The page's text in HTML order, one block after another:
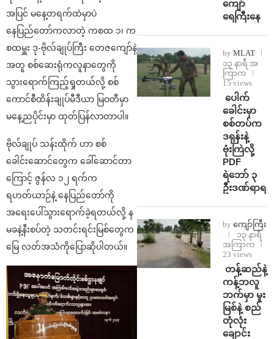
အပြင် မနေ့တရက်ထဲမှာပဲ
နေပြည်တော်ကလာတဲ့ ကစထ ၁၊ က
စထမှူး ဒု-ဗိုလ်ချုပ်ကြီး တေဇကျော်နဲ့
အတူ စစ်ဆေးရုံကလူနာတွေကို
သွားရောက်ကြည့်ရှုတယ်လို့ စစ်
ကောင်စီထိန်းချုပ်မီဒီယာ မြဝတီမှာ
မနေ့ညပိုင်းမှာ ထုတ်ပြန်လာတာပါ။
ဗိုလ်ချုပ် သန်းထိုက် ဟာ စစ်
ခေါင်းဆောင်တွေက ခေါ်ဆောင်တာ
ကြောင့် ဇွန်လ ၁၂ ရက်က
ရဟတ်ယာဉ်နဲ့ နေပြည်တော်ကို
အရေးပေါ်သွားရောက်ခဲ့ရတယ်လို့ န
မခနဲ့နီးစပ်တဲ့ သတင်းရင်းမြစ်တွေက
မြေ လတ်အသံကိုပြောဆိုပါတယ်။
ကျော်
ရေကြီးနေ
by MLAT
၁၃ နာရီ အ
ကြာက
15 views
⁩ ⁨ပေါက်
ခေါင်းမှာ
စစ်တပ်က
ဒရုန်းနဲ့
ဗုံးကြဲလို့
PDF
ရဲဘော် ၃
ဦးဒဏ်ရာရ
by ကျော်ကြီး
၁၃ နာရီ
အကြာက
23 views
⁩ ⁨တန့်ဆည်နဲ့
ကန့်ဘလူ
ဘက်မှာ မူး
မြစ်နဲ့ စည်
တုံလုံး
ချောင်း